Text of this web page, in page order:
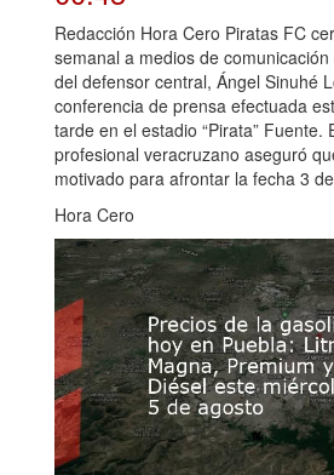
Redacción Hora Cero Piratas FC
semanal a medios de
del defensor central, Ángel Sinuhé
conferencia de prensa efectuada
tarde en el estadio “Pirata” Fuente.
profesional veracruzano aseguró
motivado para afrontar la fecha 3 de
Hora Cero